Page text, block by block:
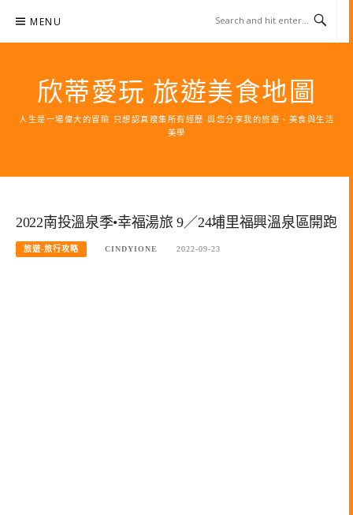
content
MENU
欣蒂愛玩 旅遊美食地圖
人生是一場偉大的冒險 只想認真搜集所有經歷 與您分享我的旅遊、美食與生活
美學
2022南投溫泉季•幸福湯旅 9／24埔里福興溫泉區開跑
旅遊-旅行攻略 CINDYIONE 2022-09-23